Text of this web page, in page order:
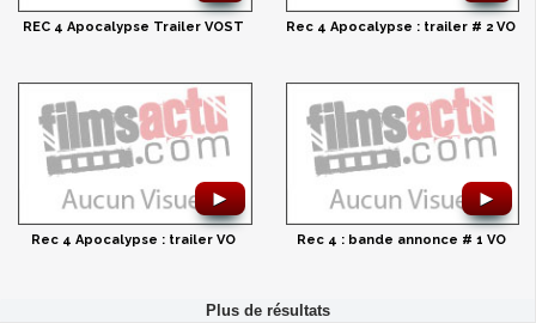
REC 4 Apocalypse Trailer VOST Rec 4 Apocalypse : trailer # 2 VO
►
Rec 4 Apocalypse : trailer VO
►
Rec 4 : bande annonce # 1 VO